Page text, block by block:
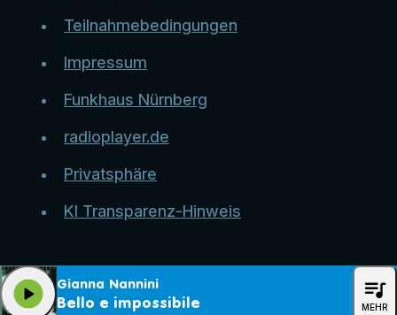
Teilnahmebedingungen
Impressum
Funkhaus Nürnberg
radioplayer.de
Privatsphäre
KI Transparenz-Hinweis
Gianna Nannini
Bello e impossibile
play_arrow queue_music